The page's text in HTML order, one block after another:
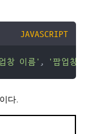
JAVASCRIPT
창 이름' , '팝업창
다.